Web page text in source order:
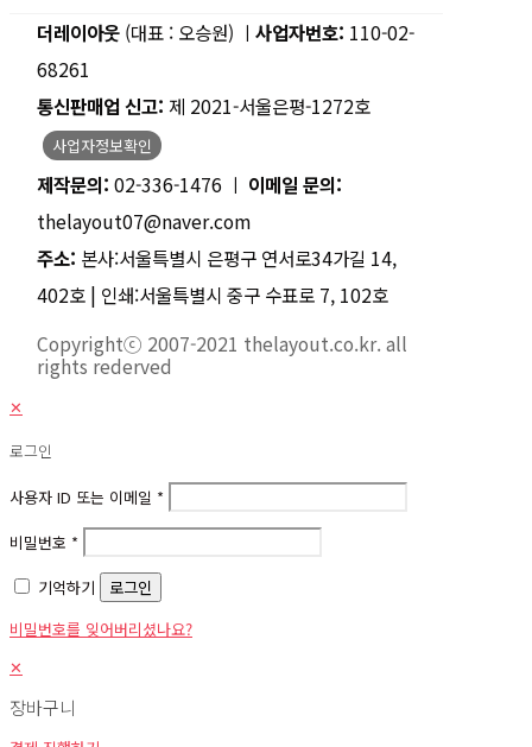
더레이아웃 (대표 : 오승원) ㅣ 사업자번호: 110-02-
68261
통신판매업 신고: 제 2021-서울은평-1272호
사업자정보확인
제작문의: 02-336-1476 ㅣ 이메일 문의:
thelayout07@naver.com
주소: 본사:서울특별시 은평구 연서로34가길 14,
402호 | 인쇄:서울특별시 중구 수표로 7, 102호
Copyrightⓒ 2007-2021 thelayout.co.kr. all
rights rederved
✕
로그인
사용자 ID 또는 이메일 *
비밀번호 *
기억하기
로그인
비밀번호를 잊어버리셨나요?
✕
장바구니